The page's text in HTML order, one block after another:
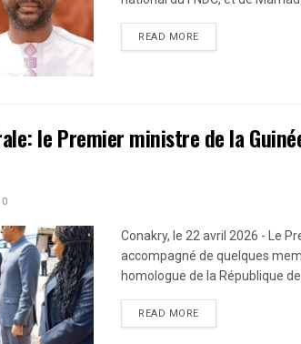
READ MORE
le Premier ministre de la
0
Conakry, le 22 avril 2026 - Le
accompagné de quelques
homologue de la République
READ MORE